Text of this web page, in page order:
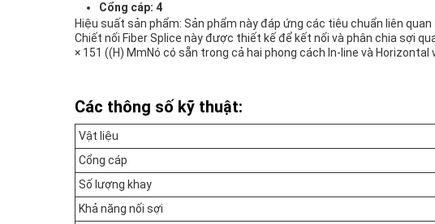
Cổng cáp: 4
Hiệu suất sản phẩm: Sản phẩm này đáp ứng các tiêu chuẩn liên quan
Chiết nối Fiber Splice này được thiết kế để kết nối và phân chia sợi
× 151 ((H) MmNó có sẵn trong cả hai phong cách In-line và Horizontal
Các thông số kỹ thuật:
Vật liệu
Cổng cáp
Số lượng khay
Khả năng nối sợi